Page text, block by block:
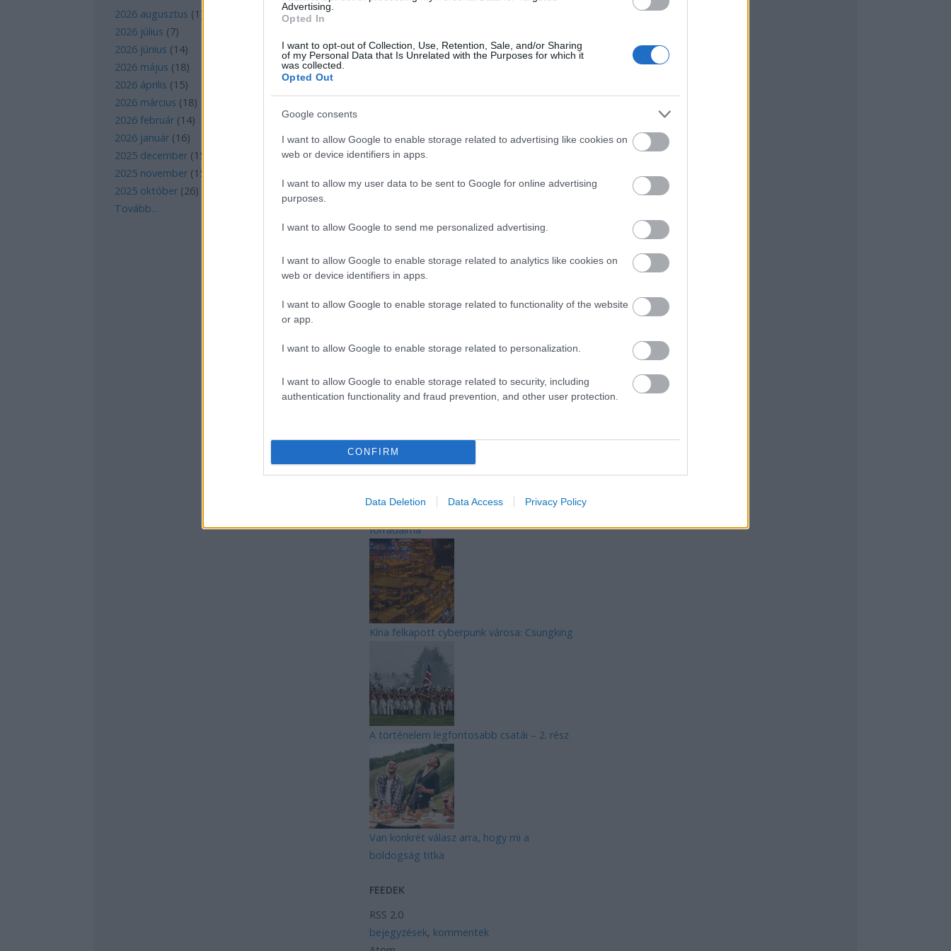
Advertising.
Opted In
I want to opt-out of Collection, Use, Retention, Sale, and/or Sharing
of my Personal Data that Is Unrelated with the Purposes for which it
was collected.
Opted Out
Google consents
I want to allow Google to enable storage related to advertising like cookies on
web or device identifiers in apps.
I want to allow my user data to be sent to Google for online advertising
purposes.
I want to allow Google to send me personalized advertising.
I want to allow Google to enable storage related to analytics like cookies on
web or device identifiers in apps.
I want to allow Google to enable storage related to functionality of the website
or app.
I want to allow Google to enable storage related to personalization.
I want to allow Google to enable storage related to security, including
authentication functionality and fraud prevention, and other user protection.
CONFIRM
Data Deletion Data Access Privacy Policy
2026 augusztus (1 )
2026 július (7)
2026 június (14)
2026 május (18)
2026 április (15)
2026 március (18)
2026 február (14)
2026 január (16)
2025 december (15
2025 november (15
2025 október (26)
Tovább...
Mik alakítják a gondolkodásod? Avagy a
Az egygyermekes politika és Kína gazdasági
Japán sebességre kapcsol – A gyorsvasút
forradalma
Kína felkapott cyberpunk városa: Csungking
A történelem legfontosabb csatái – 2. rész
Van konkrét válasz arra, hogy mi a
boldogság titka
FEEDEK
RSS 2.0
bejegyzések, kommentek